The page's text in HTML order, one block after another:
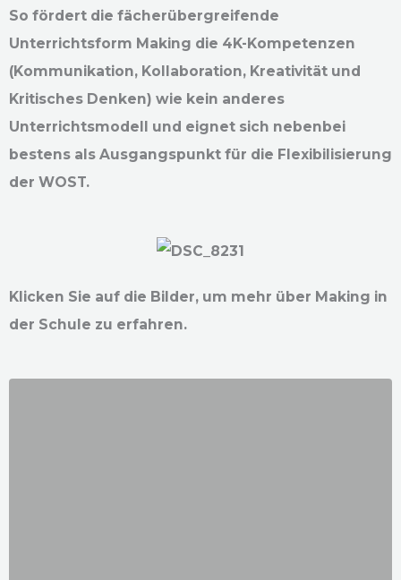
So fördert die fächerübergreifende
Unterrichtsform Making die 4K-Kompetenzen
(Kommunikation, Kollaboration, Kreativität und
Kritisches Denken) wie kein anderes
Unterrichtsmodell und eignet sich nebenbei
bestens als Ausgangspunkt für die Flexibilisierung
der WOST.
Klicken Sie auf die Bilder, um mehr über Making in
der Schule zu erfahren.